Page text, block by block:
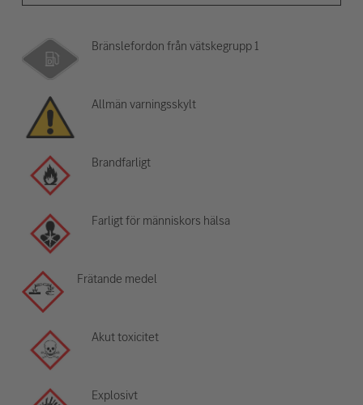
Bränslefordon från vätskegrupp 1
Allmän varningsskylt
Brandfarligt
Farligt för människors hälsa
Frätande medel
Akut toxicitet
Explosivt